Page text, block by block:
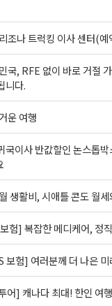
조나 트럭킹 이사 센터(예
국, RFE 없이 바로 거절
니다.
운 여행
국이사 반값할인 논스톱
생활비, 시애틀 콘도 월
험] 복잡한 메디케어, 정
보험] 여러분께 더 나은
어] 캐나다 최대! 한인 여